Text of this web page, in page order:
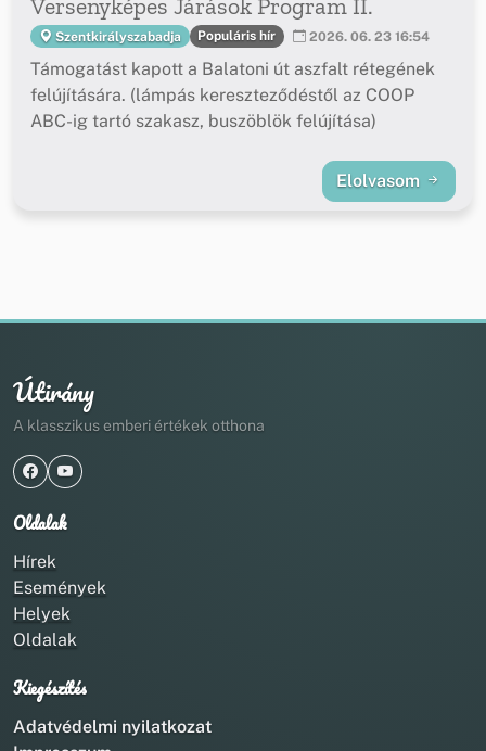
Szentkirályszabadja Populáris hír 2026. 06. 23 16:54
Támogatást kapott a Balatoni út aszfalt rétegének
felújítására. (lámpás kereszteződéstől az COOP
ABC-ig tartó szakasz, buszöblök felújítása)
Elolvasom
Útirány
A klasszikus emberi értékek otthona
Oldalak
Hírek
Események
Helyek
Oldalak
Kiegészítés
Adatvédelmi nyilatkozat